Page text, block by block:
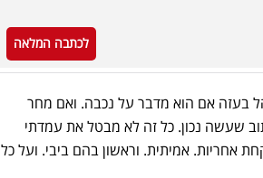
לכתבה המלאה
בעזה אם הוא מדבר על נכבה. ואם מחר
שעשה נכון. כל זה לא מבטל את עמדתי
אחריות. אמיתית. וראשון בהם ביבי. ועל כל